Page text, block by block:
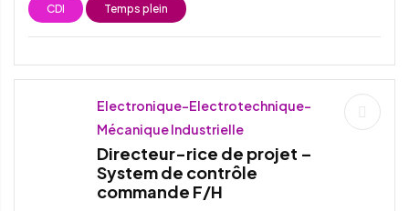
CDI Temps plein
Electronique-Electrotechnique-
Mécanique Industrielle
Directeur-rice de projet –
System de contrôle
commande F/H